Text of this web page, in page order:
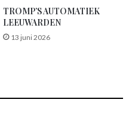
TROMP’S AUTOMATIEK
LEEUWARDEN
13 juni 2026